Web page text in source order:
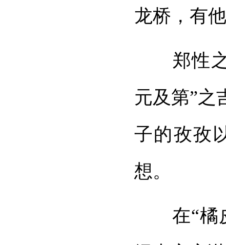
龙桥，有
郑性之
元及第”之
子的孜孜
想。
在“橘皮